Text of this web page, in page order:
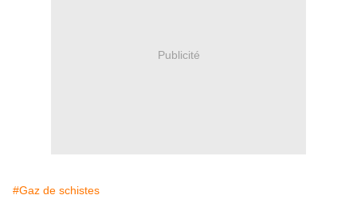
Publicité
#Gaz de schistes